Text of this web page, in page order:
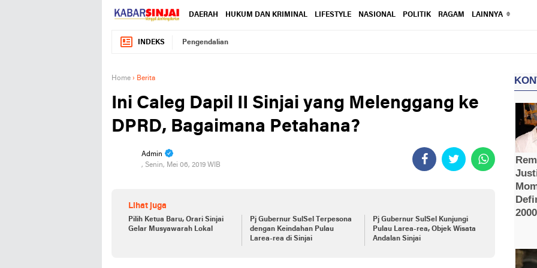
DAERAH HUKUM DAN KRIMINAL LIFESTYLE NASIONAL POLITIK RAGAM LAINNYA
INDEKS Pengendalian
Home › Berita
Ini Caleg Dapil II Sinjai yang Melenggang ke
DPRD, Bagaimana Petahana?
Admin
, Senin, Mei 06, 2019 WIB
Lihat juga
Pilih Ketua Baru, Orari Sinjai
Gelar Musyawarah Lokal
Pj Gubernur SulSel Terpesona
dengan Keindahan Pulau
Larea-rea di Sinjai
Pj Gubernur SulSel Kunjungi
Pulau Larea-rea, Objek Wisata
Andalan Sinjai